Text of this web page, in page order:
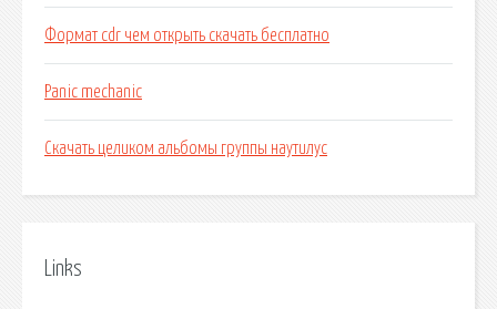
Формат cdr чем открыть скачать бесплатно
Panic mechanic
Скачать целиком альбомы группы наутилус
Links